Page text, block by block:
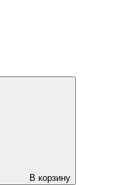
В корзину